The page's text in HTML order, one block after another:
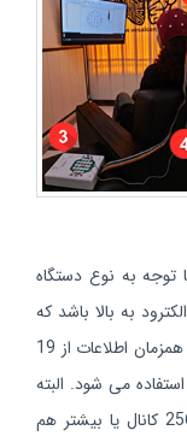
توجه به نوع دستگاه
تعداد الکترود های روی این کلاه می تواند از 8 الکترود به بالا باشد که
عموما در کلینیک ها از 19 کانال ( امکان دریافت همزمان اطلاعات از 19
تحقیق ها عموما از 32 کانال استفاده می شود. البته
قابل ذکر است کلاه امواج مغزی می تواند تا 256 کانال یا بیشتر هم